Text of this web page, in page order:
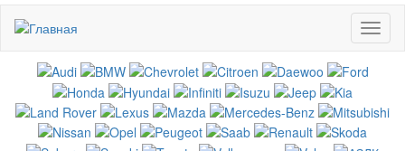
основному
содержанию